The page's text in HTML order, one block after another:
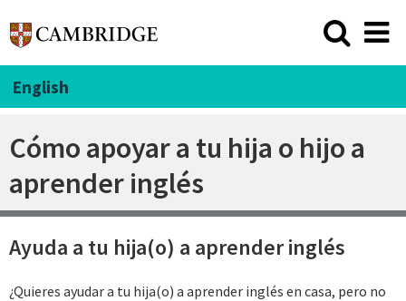
English
Cómo apoyar a tu hija o hijo a
aprender inglés
Ayuda a tu hija(o) a aprender inglés
¿Quieres ayudar a tu hija(o) a aprender inglés en casa, pero no